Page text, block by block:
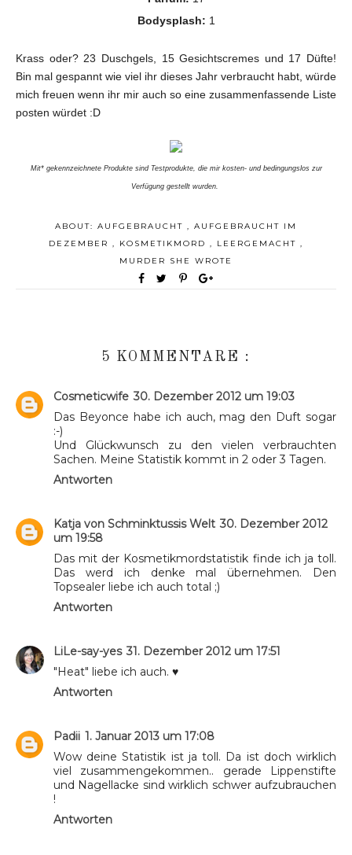
Bodysplash: 1
Krass oder? 23 Duschgels, 15 Gesichtscremes und 17 Düfte!
Bin mal gespannt wie viel ihr dieses Jahr verbraucht habt, würde
mich freuen wenn ihr mir auch so eine zusammenfassende Liste
posten würdet :D
Mit* gekennzeichnete Produkte sind Testprodukte, die mir kosten- und bedingungslos zur
Verfügung gestellt wurden.
ABOUT: AUFGEBRAUCHT , AUFGEBRAUCHT IM
DEZEMBER , KOSMETIKMORD , LEERGEMACHT ,
MURDER SHE WROTE
5 KOMMENTARE :
Cosmeticwife 30. Dezember 2012 um 19:03
Das Beyonce habe ich auch, mag den Duft sogar
:-)
Und Glückwunsch zu den vielen verbrauchten
Sachen. Meine Statistik kommt in 2 oder 3 Tagen.
Antworten
Katja von Schminktussis Welt 30. Dezember 2012
um 19:58
Das mit der Kosmetikmordstatistik finde ich ja toll.
Das werd ich denke mal übernehmen. Den
Topsealer liebe ich auch total ;)
Antworten
LiLe-say-yes 31. Dezember 2012 um 17:51
"Heat" liebe ich auch. ♥
Antworten
Padii 1. Januar 2013 um 17:08
Wow deine Statistik ist ja toll. Da ist doch wirklich
viel zusammengekommen.. gerade Lippenstifte
und Nagellacke sind wirklich schwer aufzubrauchen
!
Antworten